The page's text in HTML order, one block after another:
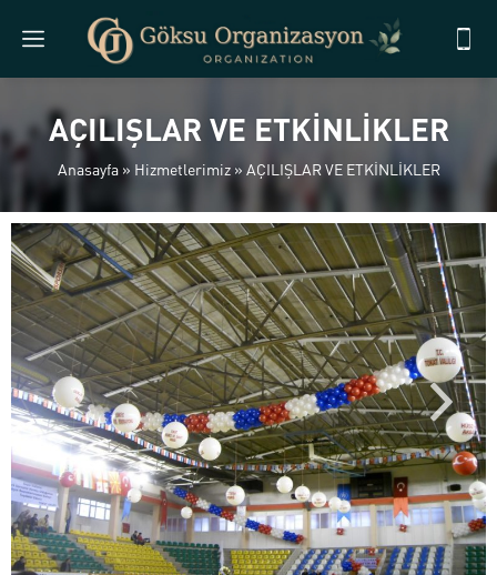
AÇILIŞLAR VE ETKİNLİKLER
Anasayfa» Hizmetlerimiz» AÇILIŞLAR VE ETKİNLİKLER